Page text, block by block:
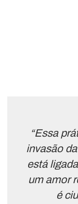
“Essa
invasão
está
um amor
é